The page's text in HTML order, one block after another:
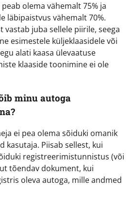
olema vähemalt 75% ja
läbipaistvus vähemalt 70%.
vastab juba sellele piirile, seega
esimestele küljeklaasidele või
alati kaasa ülevaatuse
klaaside toonimine ei ole
minu autoga
ei pea olema sõiduki omanik
kasutaja. Piisab sellest, kui
registreerimistunnistus (või
tõendav dokument, kui
oleva autoga, mille andmed